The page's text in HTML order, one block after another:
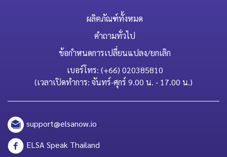
ผลิตภัณฑ์ทั้งหมด
คำถามทั่วไป
ข้อกำหนดการเปลี่ยนแปลง/ยกเลิก
เบอร์โทร: (+66) 020385810
(เวลาเปิดทำการ: จันทร์-ศุกร์ 9.00 น. - 17.00 น.)
support@elsanow.io
ELSA Speak Thailand